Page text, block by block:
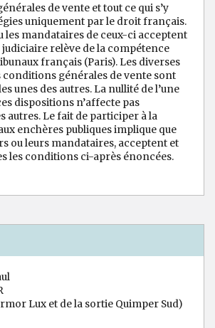
de vente et tout ce qui s’y
uniquement par le droit français.
les mandataires de ceux-ci acceptent
relève de la compétence
français (Paris). Les diverses
conditions générales de vente sont
unes des autres. La nullité de l’une
dispositions n’affecte pas
autres. Le fait de participer à la
enchères publiques implique que
ou leurs mandataires, acceptent et
les conditions ci-après énoncées.
Lux et de la sortie Quimper Sud)